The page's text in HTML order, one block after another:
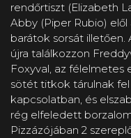
rendőrtiszt (Elizabeth
Abby (Piper Rubio)
barátok sorsát
újra találkozzon
Foxyval, az félelmetes
sötét titkok tárulnak
kapcsolatban, és
rég elfeledett
Pizzázójában 2